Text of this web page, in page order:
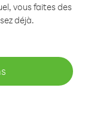
vous faites des
déjà.